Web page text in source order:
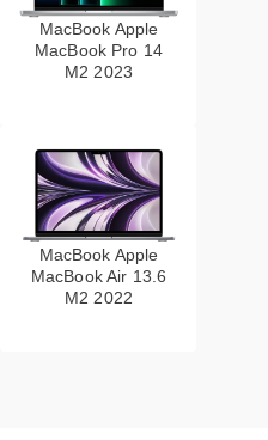
MacBook Apple
MacBook Pro 14
M2 2023
MacBook Apple
MacBook Air 13.6
M2 2022